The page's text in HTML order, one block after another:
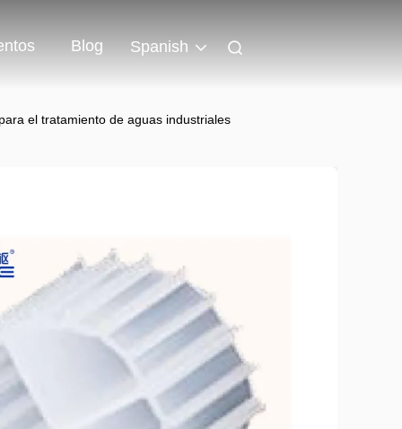
Blog Spanish
el tratamiento de aguas industriales